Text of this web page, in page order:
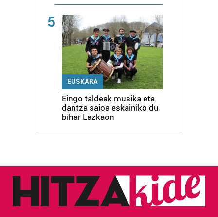
5
EUSKARA
Eingo taldeak musika eta
dantza saioa eskainiko du
bihar Lazkaon